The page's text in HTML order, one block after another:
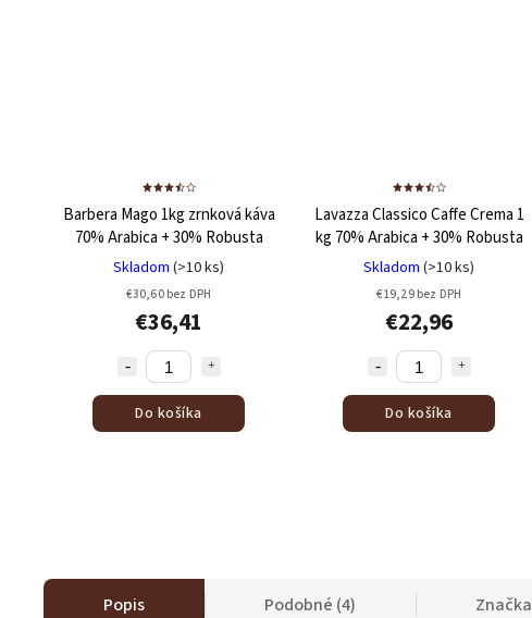
Barbera Mago 1kg zrnková káva
70% Arabica + 30% Robusta
Skladom (>10 ks)
€30,60 bez DPH
€36,41
Do košíka
Lavazza Classico Caffe Crema 1
kg 70% Arabica + 30% Robusta
Skladom (>10 ks)
€19,29 bez DPH
€22,96
Do košíka
Popis Podobné (4) Značka